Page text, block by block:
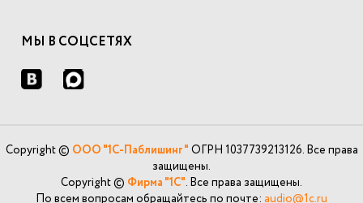
МЫ В СОЦСЕТЯХ
Copyright © ООО "1С-Паблишинг" ОГРН 1037739213126. Все права
защищены.
Copyright © Фирма "1С". Все права защищены.
По всем вопросам обращайтесь по почте: audio@1c.ru